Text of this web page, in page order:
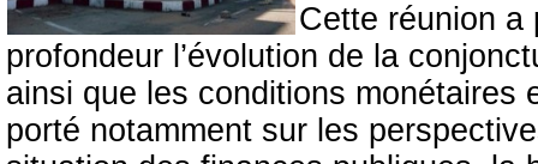
Cette réunion a
profondeur l’évolution de la
ainsi que les conditions monétaires
porté notamment sur les